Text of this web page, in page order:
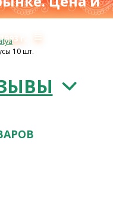
г. ≡
10 шт.